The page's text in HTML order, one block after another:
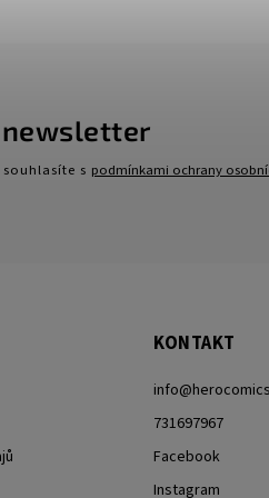
KONTAKT
info@
731697967
Facebook
Instagram
s podmínkami ochrany